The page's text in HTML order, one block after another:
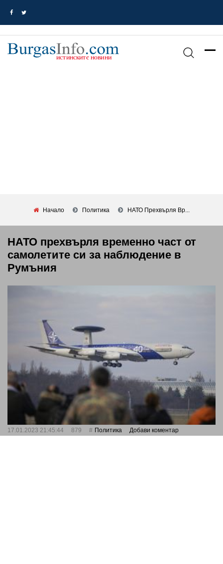
Начало Политика НАТО Прехвърля Вр...
НАТО прехвърля временно част от
самолетите си за наблюдение в
Румъния
17.01.2023 21:45:44 879 Политика Добави коментар